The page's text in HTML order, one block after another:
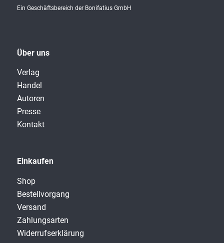
Ein Geschäftsbereich der Bonifatius GmbH
Über uns
Verlag
Handel
Autoren
Presse
Kontakt
Einkaufen
Shop
Bestellvorgang
Versand
Zahlungsarten
Widerrufserklärung